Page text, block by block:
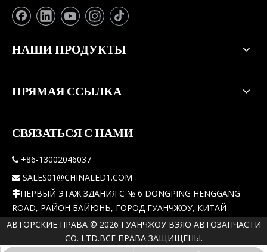
НАШИ ПРОДУКТЫ
ПРЯМАЯ ССЫЛКА
СВЯЗАТЬСЯ С НАМИ
 +86-13002046037
 SALES01@CHINALED1.COM
ПЕРВЫЙ ЭТАЖ ЗДАНИЯ C № 6 DONGPING HENGGANG
ROAD, РАЙОН БАЙЮНЬ, ГОРОД ГУАНЧЖОУ, КИТАЙ
АВТОРСКИЕ ПРАВА © 2026 ГУАНЧЖОУ ВЭЯО АВТОЗАПЧАСТИ
CO. LTD.ВСЕ ПРАВА ЗАЩИЩЕНЫ.